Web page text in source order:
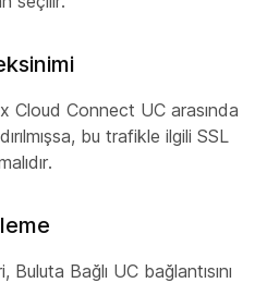
Cloud Connect UC arasında
bu trafikle ilgili SSL
Bağlı UC bağlantısını